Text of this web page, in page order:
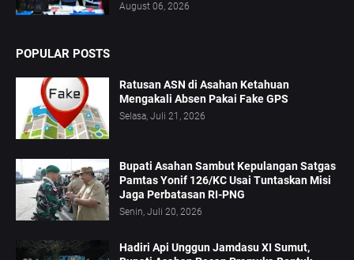
August 06, 2026
POPULAR POSTS
Ratusan ASN di Asahan Ketahuan
Mengakali Absen Pakai Fake GPS
Selasa, Juli 21, 2026
Bupati Asahan Sambut Kepulangan Satgas
Pamtas Yonif 126/KC Usai Tuntaskan Misi
Jaga Perbatasan RI-PNG
Senin, Juli 20, 2026
Hadiri Api Unggun Jamdasu XI Sumut,